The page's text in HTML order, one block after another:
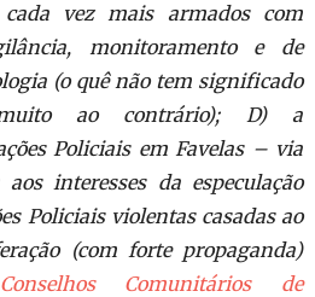
vez mais armados com
monitoramento e de
(o quê não tem significado
ao contrário); D) a
Policiais em Favelas – via
interesses da especulação
Policiais violentas casadas ao
(com forte propaganda)
Conselhos Comunitários de